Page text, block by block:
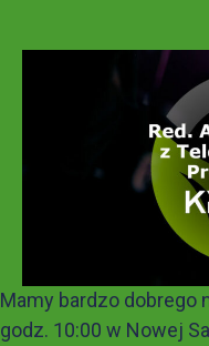
Mamy bardzo dobrego
godz. 10:00 w Nowej